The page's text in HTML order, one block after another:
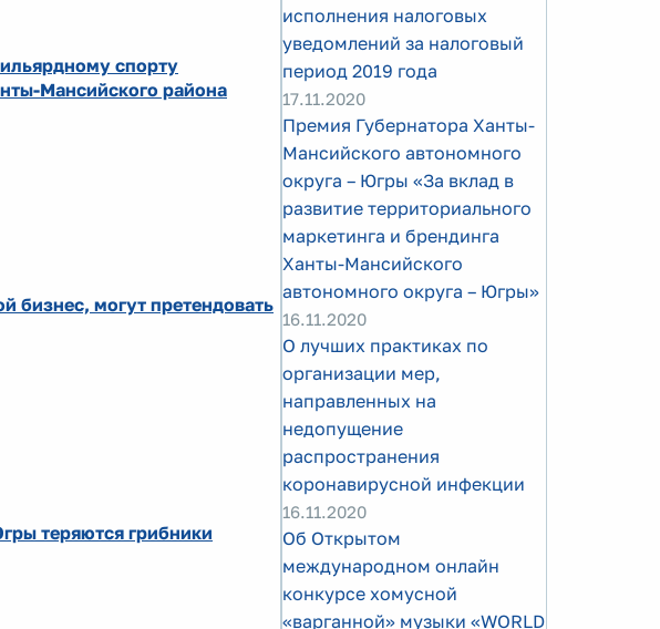
спорту
Мансийского района
бизнес, могут претендовать
теряются грибники
исполнения налоговых
уведомлений за налоговый
период 2019 года
17.11.2020
Премия Губернатора Ханты-
Мансийского автономного
округа – Югры «За вклад в
развитие территориального
маркетинга и брендинга
Ханты-Мансийского
автономного округа – Югры»
16.11.2020
О лучших практиках по
организации мер,
направленных на
недопущение
распространения
коронавирусной инфекции
16.11.2020
Об Открытом
международном онлайн
конкурсе хомусной
«варганной» музыки «WORLD